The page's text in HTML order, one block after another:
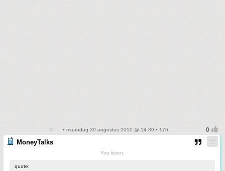
• maandag 30 augustus 2010 @ 14:39 • 176
MoneyTalks
You listen.
quote: